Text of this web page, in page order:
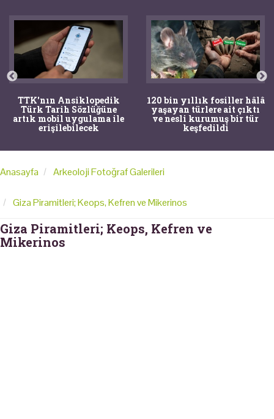
TTK'nın Ansiklopedik
Türk Tarih Sözlüğüne
artık mobil uygulama ile
erişilebilecek
120 bin yıllık fosiller hâlâ
yaşayan türlere ait çıktı
ve nesli kurumuş bir tür
keşfedildi
Anasayfa Arkeoloji Fotoğraf Galerileri
Giza Piramitleri; Keops, Kefren ve Mikerinos
Giza Piramitleri; Keops, Kefren ve
Mikerinos